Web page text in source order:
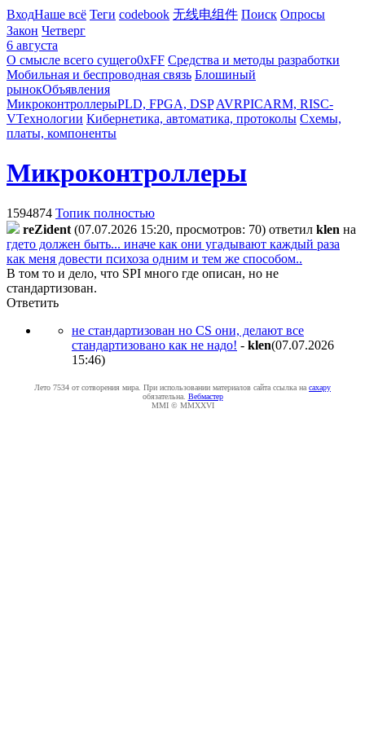
ВходНаше всё Теги codebook 无线电组件 Поиск Опросы
Закон Четверг
6 августа
О смысле всего сущего0xFF Средства и методы разработки
Мобильная и беспроводная связь Блошиный
рынокОбъявления
МикроконтроллерыPLD, FPGA, DSP AVRPICARM, RISC-
VТехнологии Кибернетика, автоматика, протоколы Схемы,
платы, компоненты
Микроконтроллеры
1594874 Топик полностью
reZident (07.07.2026 15:20, просмотров: 70) ответил klen на
гдето должен быть... иначе как они угадывают каждый раза
как меня довести психоза одним и тем же способом..
В том то и дело, что SPI много где описан, но не
стандартизован.
Ответить
не стандартизован но CS они, делают все
стандартизовано как не надо! - klen(07.07.2026
15:46)
Лето 7534 от сотворения мира. При использовании материалов сайта ссылка на caxapу
обязательна. Вебмастер
MMI © MMXXVI